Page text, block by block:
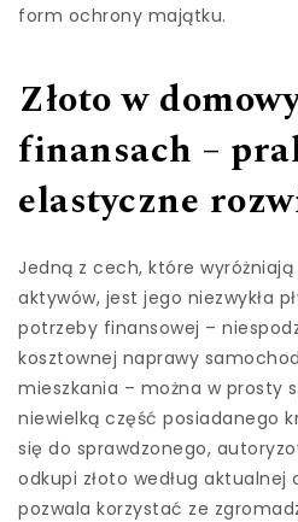
form ochrony majątku.
Złoto w
finansach –
elastyczne
Jedną z cech, które
aktywów, jest jego niezwykła
potrzeby finansowej –
kosztownej naprawy
mieszkania – można w prosty
niewielką część posiadanego
się do sprawdzonego,
odkupi złoto według aktualnej
pozwala korzystać ze